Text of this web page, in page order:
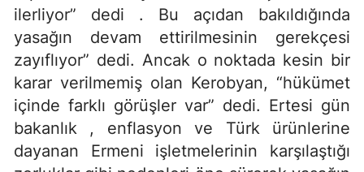
ilerliyor” dedi . Bu açıdan bakıldığında
yasağın devam ettirilmesinin gerekçesi
zayıflıyor” dedi. Ancak o noktada kesin bir
karar verilmemiş olan Kerobyan, “hükümet
içinde farklı görüşler var” dedi. Ertesi gün
bakanlık , enflasyon ve Türk ürünlerine
dayanan Ermeni işletmelerinin karşılaştığı